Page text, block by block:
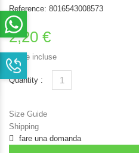
Reference: 8016543008573
2,20 €
Tasse incluse
Quantity :
Size Guide
Shipping
fare una domanda